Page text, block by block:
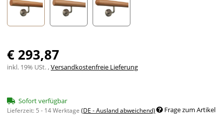
€ 293,87
inkl. 19% USt. ,Versandkostenfreie Lieferung
Sofort verfügbar
Lieferzeit: 5 - 14 Werktage (DE - Ausland abweichend) Frage zum Artikel